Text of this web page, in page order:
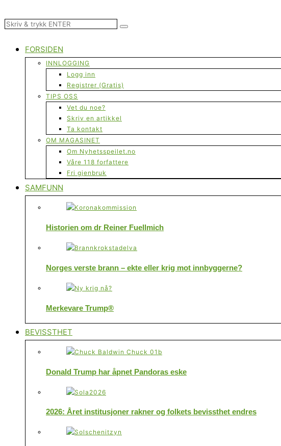
FORSIDEN
INNLOGGING
Logg inn
Registrer (Gratis)
TIPS OSS
Vet du noe?
Skriv en artikkel
Ta kontakt
OM MAGASINET
Om Nyhetsspeilet.no
Våre 118 forfattere
Fri gjenbruk
SAMFUNN
Historien om dr Reiner Fuellmich
Norges verste brann – ekte eller krig mot innbyggerne?
Merkevare Trump®
BEVISSTHET
Donald Trump har åpnet Pandoras eske
2026: Året institusjoner rakner og folkets bevissthet endres